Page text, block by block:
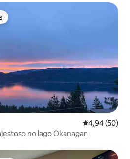
4,94 de uma
4,94 (50)
no lago Okanagan